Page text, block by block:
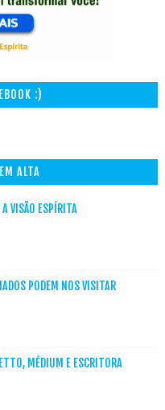
:)
ALTA
VISÃO ESPÍRITA
PODEM NOS VISITAR
MÉDIUM E ESCRITORA